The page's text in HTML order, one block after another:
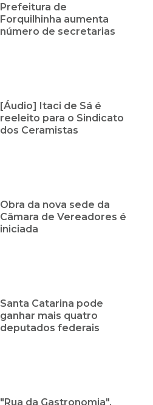
Prefeitura de
Forquilhinha aumenta
número de secretarias
[Áudio] Itaci de Sá é
reeleito para o Sindicato
dos Ceramistas
Obra da nova sede da
Câmara de Vereadores é
iniciada
Santa Catarina pode
ganhar mais quatro
deputados federais
"Rua da Gastronomia",